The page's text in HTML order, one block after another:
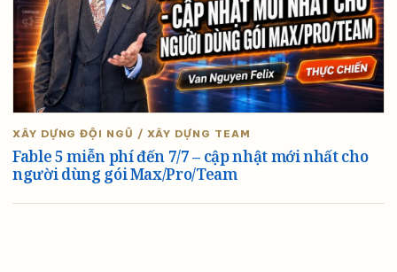
XÂY DỰNG ĐỘI NGŨ / XÂY DỰNG TEAM
Fable 5 miễn phí đến 7/7 – cập nhật mới nhất cho
người dùng gói Max/Pro/Team